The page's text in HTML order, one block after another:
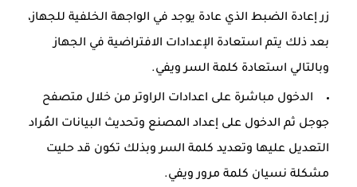
زر إعادة الضبط الذي عادة يوجد في الواجهة الخلفية للجهاز،
بعد ذلك يتم استعادة الإعدادات الافتراضية في الجهاز
وبالتالي استعادة كلمة السر ويفي.
الدخول مباشرة على اعدادات الراوتر من خلال متصفح
جوجل ثم الدخول على إعداد المصنع وتحديث البيانات المُراد
التعديل عليها وتعديد كلمة السر وبذلك تكون قد حليت
مشكلة نسيان كلمة مرور ويفي.